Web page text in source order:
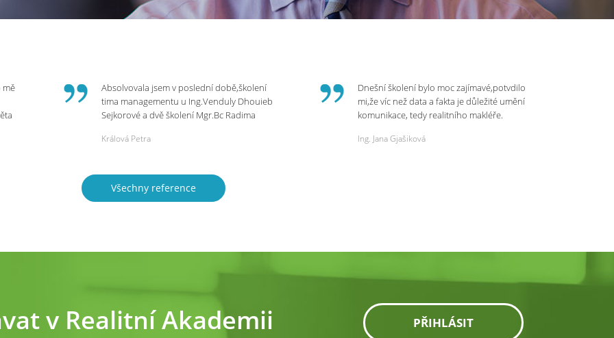
mě
Absolvovala jsem v poslední době,školení
tima managementu u Ing.Venduly Dhouieb
Sejkorové a dvě školení Mgr.Bc Radima
doporučit,neboť mi změnily pohled na
Králová Petra
Dnešní školení bylo moc zajímavé,potvdilo
mi,že víc než data a fakta je důležité umění
komunikace, tedy realitního makléře.
rozhovor či náběr u klienta. Výsledkem je
Ing. Jana Gjašiková
Všechny reference
PŘIHLÁSIT
v Realitní Akademii